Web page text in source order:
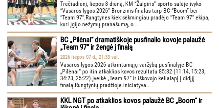
Trečiadienį, liepos 8 dieną, KM “Žalgiris” sporto salėje įvyko
“Vasaros lygos 2026” Bronzinis finalas tarp BC “Boom” bei
“Team 97”.Rungtynes kiek sėkmingiau pradėjo “Team 97” ekipa,
kuri įgijo nežymų pranašumą, o…
BC „Pilėnai“ dramatiškoje pusfinalio kovoje palaužė
„Team 97“ ir žengė į finalą
2026 liepos 07 d., 21:33 val.
Vasaros lygos 2026 atkrintamųjų varžybų pusfinalyje BC
„Pilėnai“ po itin atkaklios kovos rezultatu 85:82 (11:14, 15:23,
34:23, 25:22) įveikė „Team 97“ ir iškovojo kelialapį į didįjį
finalą.Rungtynių pradžioje iniciatyva…
KKL NGT po atkaklios kovos palaužė BC „Boom“ ir